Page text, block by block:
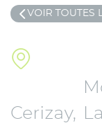
VOIR TOUTES
Cerizay